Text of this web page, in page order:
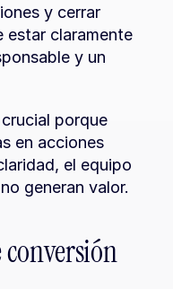
y cerrar
estar claramente
y un
porque
en acciones
el equipo
generan valor.